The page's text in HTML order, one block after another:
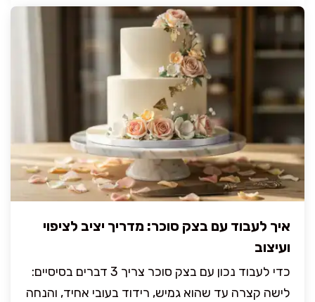
איך לעבוד עם בצק סוכר: מדריך יציב לציפוי
ועיצוב
כדי לעבוד נכון עם בצק סוכר צריך 3 דברים בסיסיים:
לישה קצרה עד שהוא גמיש, רידוד בעובי אחיד, והנחה